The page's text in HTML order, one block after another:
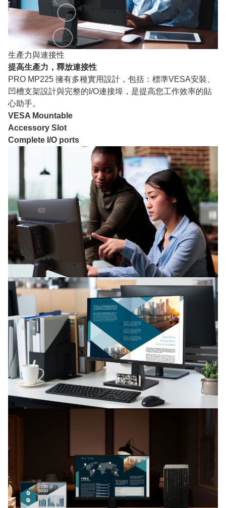
生產力與連接性
提高生產力，釋放連接性
PRO MP225 擁有多種實用設計，包括：標準VESA安裝、
凹槽支架設計與完整的I/O連接埠，是提高您工作效率的貼
心助手。
VESA Mountable
Accessory Slot
Complete I/O ports